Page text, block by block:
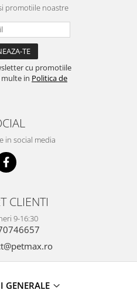
promotiile noastre
cu promotiile
in Politica de
in social media
CLIENTI
9-16:30
GENERALE